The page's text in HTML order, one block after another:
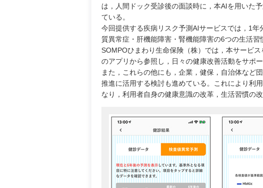
は，人間ドック受診後の面談時に，本AIを用いた
ている。
今回提供する疾病リスク予測AIサービスでは，1
質異常症・肝機能障害・腎機能障害の6つの生活
SOMPOひまわり生命保険（株）では，本サービ
のアプリから参照し，日々の健康改善活動をサポ
また，これらの他にも，企業，健保，自治体など
推進に活用する検討も進めている。これにより利
なり，利用者自身の健康意識の改革，生活習慣の